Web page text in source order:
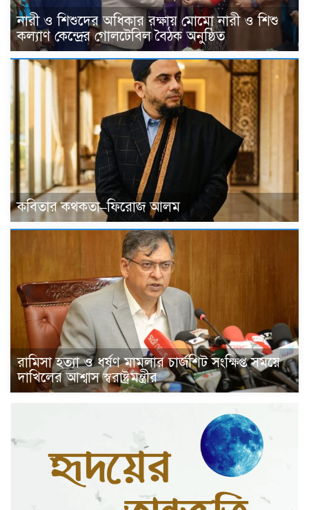
নারী ও শিশুদের অধিকার রক্ষায় মোমো নারী ও শিশু
কল্যাণ কেন্দ্রের গোলটেবিল বৈঠক অনুষ্ঠিত
কবিতার কথকতা–ফিরোজ আলম
রামিসা হত্যা ও ধর্ষণ মামলার চার্জশিট সংক্ষিপ্ত সময়ে
দাখিলের আশ্বাস স্বরাষ্ট্রমন্ত্রীর